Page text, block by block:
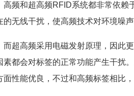
和超高频RFID系统都非常依赖于
的无线干扰，使高频技术对环境噪
高频采用电磁发射原理，因此更
素都会对标签的正常功能产生干扰
面性能优良，不过和高频标签相比